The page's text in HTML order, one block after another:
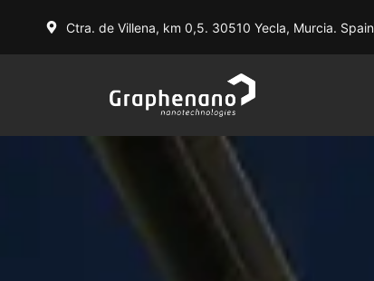
Ctra. de Villena, km 0,5. 30510 Yecla, Murcia. Spain